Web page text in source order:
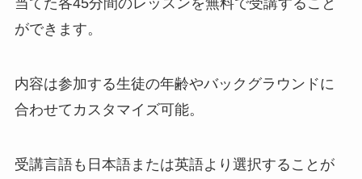
当てた各45分間のレッスンを無料で受講すること
ができます。
内容は参加する生徒の年齢やバックグラウンドに
合わせてカスタマイズ可能。
受講言語も日本語または英語より選択することが